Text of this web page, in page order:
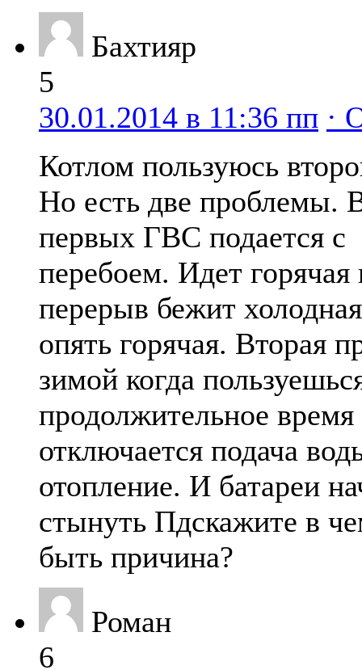
Бахтияр
5
30.01.2014 в 11:36 пп ·
Котлом пользуюсь
Но есть две
первых ГВС подается с
перебоем. Идет горячая
перерыв бежит
опять горячая. Вторая
зимой когда
продолжительное
отключается подача
отопление. И батареи
стынуть Пдскажите в
быть причина?
Роман
6